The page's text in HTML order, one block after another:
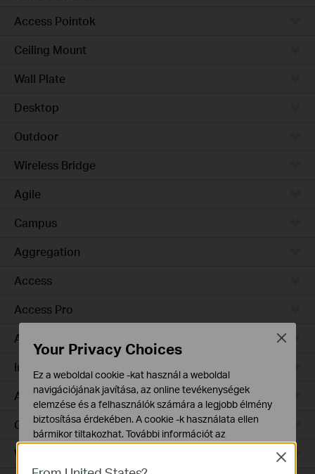
Access Pointok
Ceiling Mount
Wall Plate
Desktop
Outdoor
Wireless Bridge
Agile
Campus
Aggregation
Access
Access Pro
Access Plus
Industrial
Access Max
GPON
Wired Gateways
Close
Your Privacy Choices
Ez a weboldal cookie -kat használ a weboldal
navigációjának javítása, az online tevékenységek
elemzése és a felhasználók számára a legjobb élmény
biztosítása érdekében. A cookie -k használata ellen
bármikor tiltakozhat. További információt az
Close